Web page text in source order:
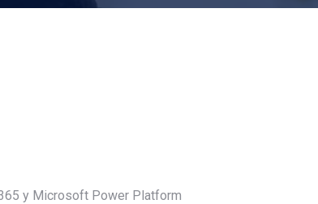
y Microsoft Power Platform